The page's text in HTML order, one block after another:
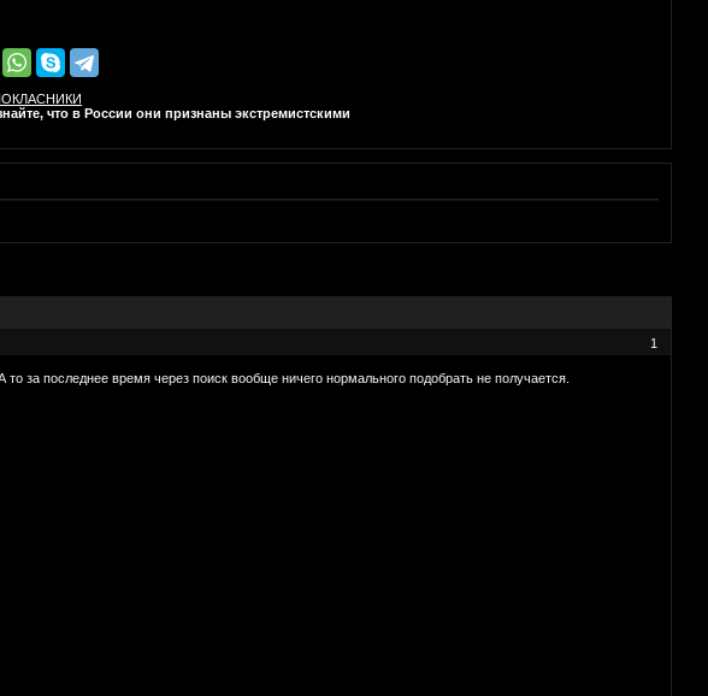
что в России они признаны экстремистскими
1
за последнее время через поиск вообще ничего нормального подобрать не получается.